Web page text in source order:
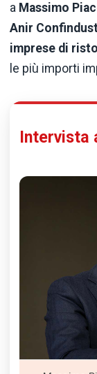
a Massimo
Anir
imprese di
le più importi
Intervista